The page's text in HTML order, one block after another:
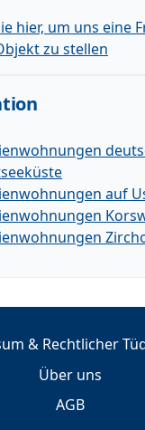
hier, um uns eine
zu stellen
auf
& Rechtlicher
Über uns
AGB